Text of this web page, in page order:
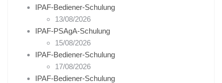
IPAF-Bediener-Schulung
13/08/2026
IPAF-PSAgA-Schulung
15/08/2026
IPAF-Bediener-Schulung
17/08/2026
IPAF-Bediener-Schulung